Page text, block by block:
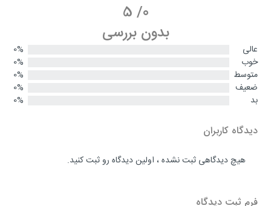
0
/
5
بدون بررسی
عالی
0%
خوب
0%
متوسط
0%
ضعیف
0%
بد
0%
دیدگاه کاربران
هیچ دیدگاهی ثبت نشده ، اولین دیدگاه رو ثبت کنید.
فرم ثبت دیدگاه